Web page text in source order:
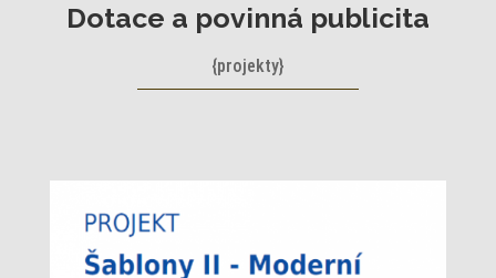
Dotace a povinná publicita
{projekty}